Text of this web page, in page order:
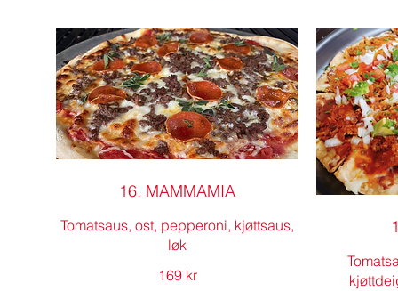
16. MAMMAMIA
Tomatsaus, ost, pepperoni, kjøttsaus,
løk
169 kr